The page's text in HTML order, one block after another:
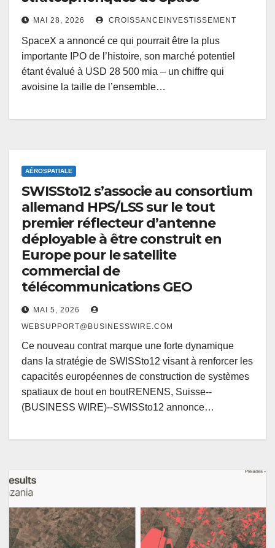
MAI 28, 2026 CROISSANCEINVESTISSEMENT
SpaceX a annoncé ce qui pourrait être la plus
importante IPO de l’histoire, son marché potentiel
étant évalué à USD 28 500 mia – un chiffre qui
avoisine la taille de l’ensemble…
AÉROSPATIALE
SWISSto12 s’associe au consortium
allemand HPS/LSS sur le tout
premier réflecteur d’antenne
déployable à être construit en
Europe pour le satellite
commercial de
télécommunications GEO
MAI 5, 2026
WEBSUPPORT@BUSINESSWIRE.COM
Ce nouveau contrat marque une forte dynamique
dans la stratégie de SWISSto12 visant à renforcer les
capacités européennes de construction de systèmes
spatiaux de bout en boutRENENS, Suisse--
(BUSINESS WIRE)--SWISSto12 annonce…